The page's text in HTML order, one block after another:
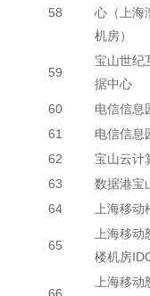
58
心（上海
机房）
59
宝山世纪
据中心
60
电信信息
61
电信信息
62
宝山云计
63
数据港宝
64
上海移
65
上海移
楼机房
66
上海移